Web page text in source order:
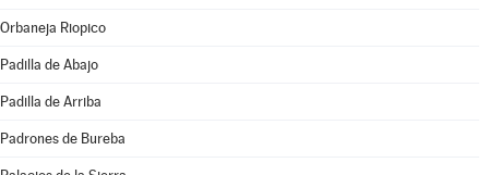
Orbaneja Riopico
Padilla de Abajo
Padilla de Arriba
Padrones de Bureba